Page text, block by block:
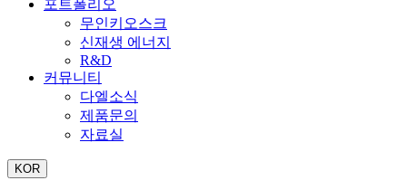
포트폴리오
무인키오스크
신재생 에너지
R&D
커뮤니티
다엘소식
제품문의
자료실
KOR